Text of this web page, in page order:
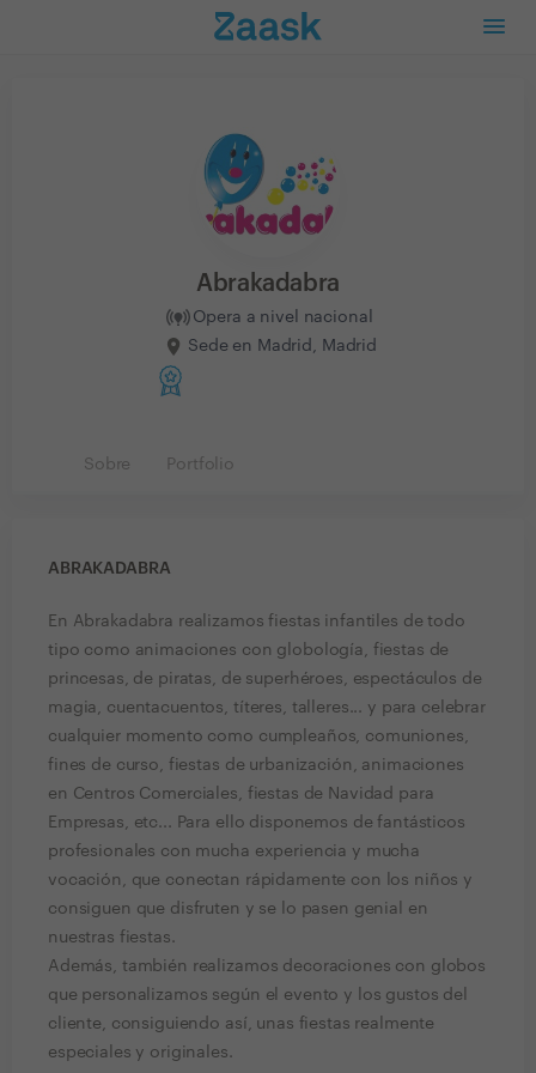
Abrakadabra
Opera a nivel nacional
Sede en Madrid, Madrid
Sobre Portfolio
ABRAKADABRA
En Abrakadabra realizamos fiestas infantiles de todo
tipo como animaciones con globología, fiestas de
princesas, de piratas, de superhéroes, espectáculos de
magia, cuentacuentos, títeres, talleres... y para celebrar
cualquier momento como cumpleaños, comuniones,
fines de curso, fiestas de urbanización, animaciones
en Centros Comerciales, fiestas de Navidad para
Empresas, etc... Para ello disponemos de fantásticos
profesionales con mucha experiencia y mucha
vocación, que conectan rápidamente con los niños y
consiguen que disfruten y se lo pasen genial en
nuestras fiestas.
Además, también realizamos decoraciones con globos
que personalizamos según el evento y los gustos del
cliente, consiguiendo así, unas fiestas realmente
especiales y originales.